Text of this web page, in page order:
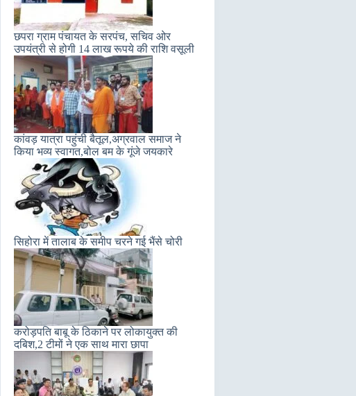
छपरा ग्राम पंचायत के सरपंच, सचिव ओर
उपयंत्री से होगी 14 लाख रूपये की राशि वसूली
कांवड़ यात्रा पहुंची बैतूल,अग्रवाल समाज ने
किया भव्य स्वागत,बोल बम के गूंजे जयकारे
सिहोरा में तालाब के समीप चरने गई भैंसे चोरी
करोड़पति बाबू के ठिकाने पर लोकायुक्त की
दबिश,2 टीमों ने एक साथ मारा छापा